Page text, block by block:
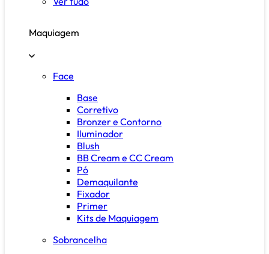
Maquiagem
Face
Base
Corretivo
Bronzer e Contorno
Iluminador
Blush
BB Cream e CC Cream
Pó
Demaquilante
Fixador
Primer
Kits de Maquiagem
Sobrancelha